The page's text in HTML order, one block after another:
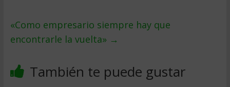
«Como empresario siempre hay que
encontrarle la vuelta» →
También te puede gustar